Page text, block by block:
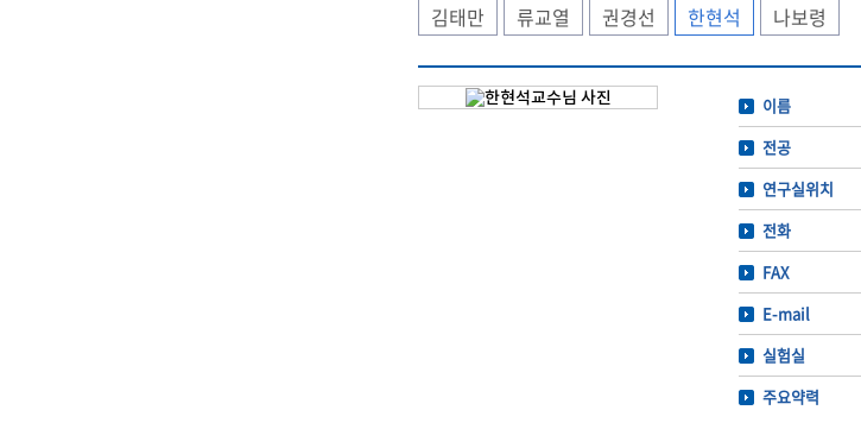
김태만 류교열 권경선 한현석 나보령
이름
전공
연구실위치
전화
FAX
E-mail
실험실
주요약력